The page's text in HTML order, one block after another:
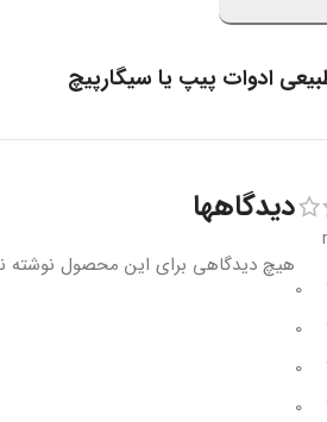
ادوات پیپ یا سیگارپیچ
0
0
0
0
دیدگاهها
هیچ دیدگاهی برای این محصول